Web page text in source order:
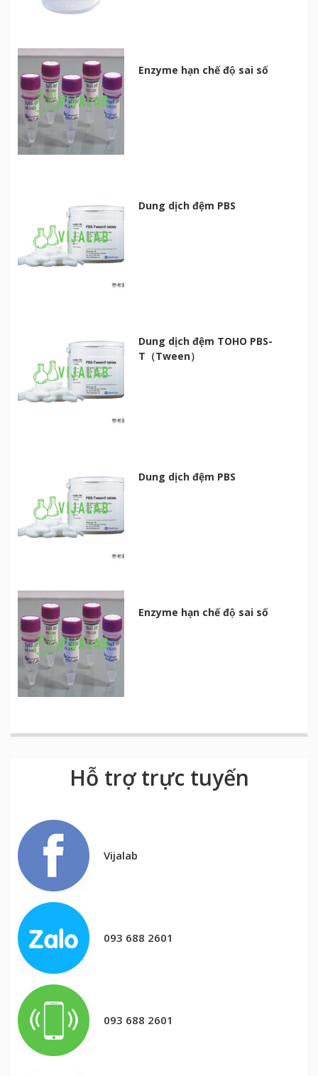
Enzyme hạn chế độ sai số
Dung dịch đệm PBS
Dung dịch đệm TOHO PBS-
T（Tween）
Dung dịch đệm PBS
Enzyme hạn chế độ sai số
Hỗ trợ trực tuyến
Vijalab
093 688 2601
093 688 2601